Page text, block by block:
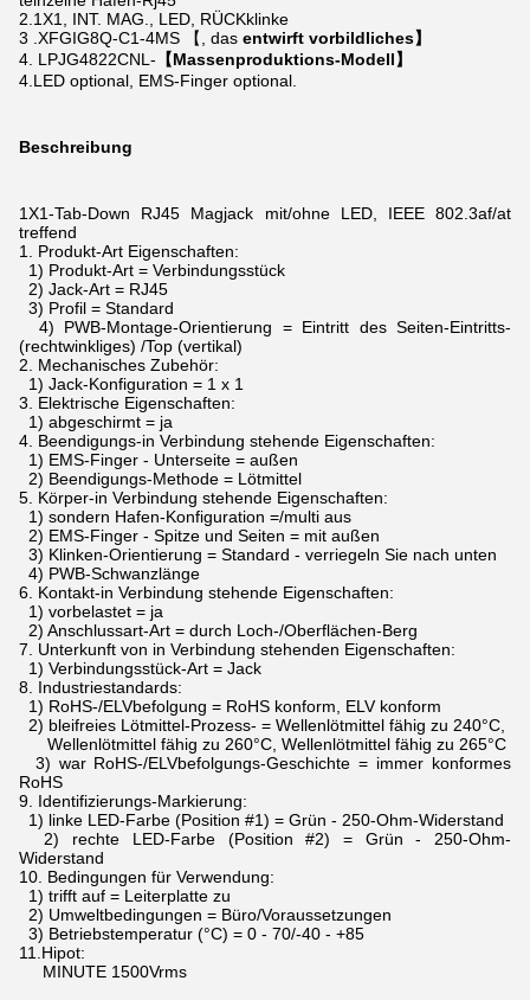
2.1X1, INT. MAG., LED, RÜCKklinke
3 .XFGIG8Q-C1-4MS 【, das entwirft vorbildliches】
4. LPJG4822CNL- 【Massenproduktions-Modell】
4.LED optional, EMS-Finger optional.
Beschreibung
1X1-Tab-Down RJ45 Magjack mit/ohne LED, IEEE 802.3af/at
treffend
1. Produkt-Art Eigenschaften:
1) Produkt-Art = Verbindungsstück
2) Jack-Art = RJ45
3) Profil = Standard
4) PWB-Montage-Orientierung = Eintritt des Seiten-Eintritts-
(rechtwinkliges) /Top (vertikal)
2. Mechanisches Zubehör:
1) Jack-Konfiguration = 1 x 1
3. Elektrische Eigenschaften:
1) abgeschirmt = ja
4. Beendigungs-in Verbindung stehende Eigenschaften:
1) EMS-Finger - Unterseite = außen
2) Beendigungs-Methode = Lötmittel
5. Körper-in Verbindung stehende Eigenschaften:
1) sondern Hafen-Konfiguration =/multi aus
2) EMS-Finger - Spitze und Seiten = mit außen
3) Klinken-Orientierung = Standard - verriegeln Sie nach unten
4) PWB-Schwanzlänge
6. Kontakt-in Verbindung stehende Eigenschaften:
1) vorbelastet = ja
2) Anschlussart-Art = durch Loch-/Oberflächen-Berg
7. Unterkunft von in Verbindung stehenden Eigenschaften:
1) Verbindungsstück-Art = Jack
8. Industriestandards:
1) RoHS-/ELVbefolgung = RoHS konform, ELV konform
2) bleifreies Lötmittel-Prozess- = Wellenlötmittel fähig zu 240°C,
Wellenlötmittel fähig zu 260°C, Wellenlötmittel fähig zu 265°C
3) war RoHS-/ELVbefolgungs-Geschichte = immer konformes
RoHS
9. Identifizierungs-Markierung:
1) linke LED-Farbe (Position #1) = Grün - 250-Ohm-Widerstand
2) rechte LED-Farbe (Position #2) = Grün - 250-Ohm-
Widerstand
10. Bedingungen für Verwendung:
1) trifft auf = Leiterplatte zu
2) Umweltbedingungen = Büro/Voraussetzungen
3) Betriebstemperatur (°C) = 0 - 70/-40 - +85
11.Hipot:
MINUTE 1500Vrms